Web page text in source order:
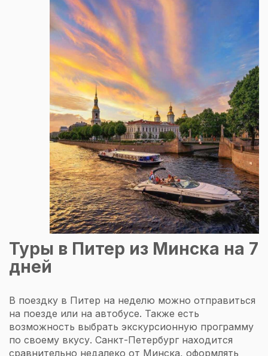
Туры в Питер из Минска на 7
дней
В поездку в Питер на неделю можно отправиться
на поезде или на автобусе. Также есть
возможность выбрать экскурсионную программу
по своему вкусу. Санкт-Петербург находится
сравнительно недалеко от Минска, оформлять